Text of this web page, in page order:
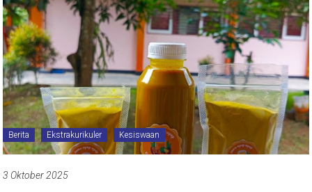
Berita Ekstrakurikuler Kesiswaan
3 Oktober 2025